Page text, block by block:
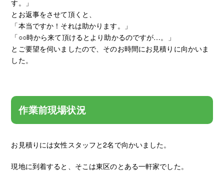
す。」
とお返事をさせて頂くと、
「本当ですか！それは助かります。」
「○○時から来て頂けるとより助かるのですが…。」
とご要望を伺いましたので、そのお時間にお見積りに向かいま
した。
作業前現場状況
お見積りには女性スタッフと2名で向かいました。
現地に到着すると、そこは東区のとある一軒家でした。